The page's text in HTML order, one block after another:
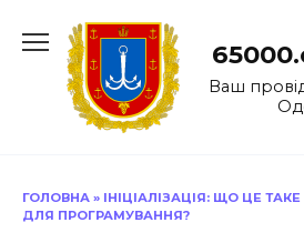
до
Ваш
ГОЛОВНА » ІНІЦІАЛІЗАЦІЯ: ЩО ЦЕ
ДЛЯ ПРОГРАМУВАННЯ?